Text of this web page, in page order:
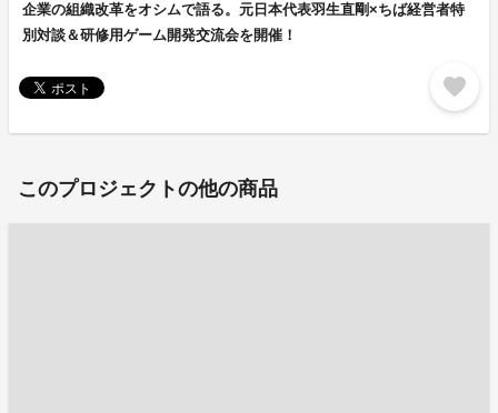
企業の組織改革をオシムで語る。元日本代表羽生直剛×ちば経営者特
別対談＆研修用ゲーム開発交流会を開催！
favorite
このプロジェクトの他の商品